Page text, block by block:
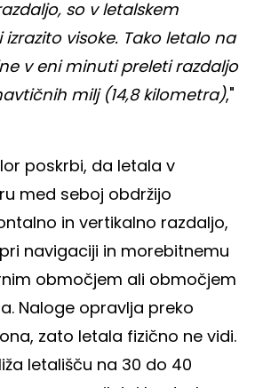
so v letalskem
visoke. Tako letalo na
v eni minuti preleti razdaljo
milj (14,8 kilometra),"
poskrbi, da letala v
med seboj obdržijo
in vertikalno razdaljo,
navigaciji in morebitnemu
območjem ali območjem
Naloge opravlja preko
zato letala fizično ne vidi.
letališču na 30 do 40